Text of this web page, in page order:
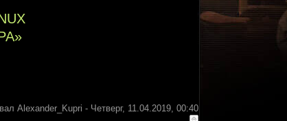
Alexander_Kupri - Четверг, 11.04.2019, 00:40